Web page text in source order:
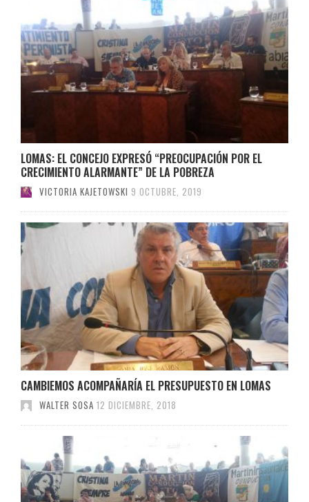
LOMAS: EL CONCEJO EXPRESÓ “PREOCUPACIÓN POR EL
CRECIMIENTO ALARMANTE” DE LA POBREZA
VICTORIA KAJETOWSKI 9 OCTUBRE, 2019
CAMBIEMOS ACOMPAÑARÍA EL PRESUPUESTO EN LOMAS
WALTER SOSA 12 DICIEMBRE, 2018